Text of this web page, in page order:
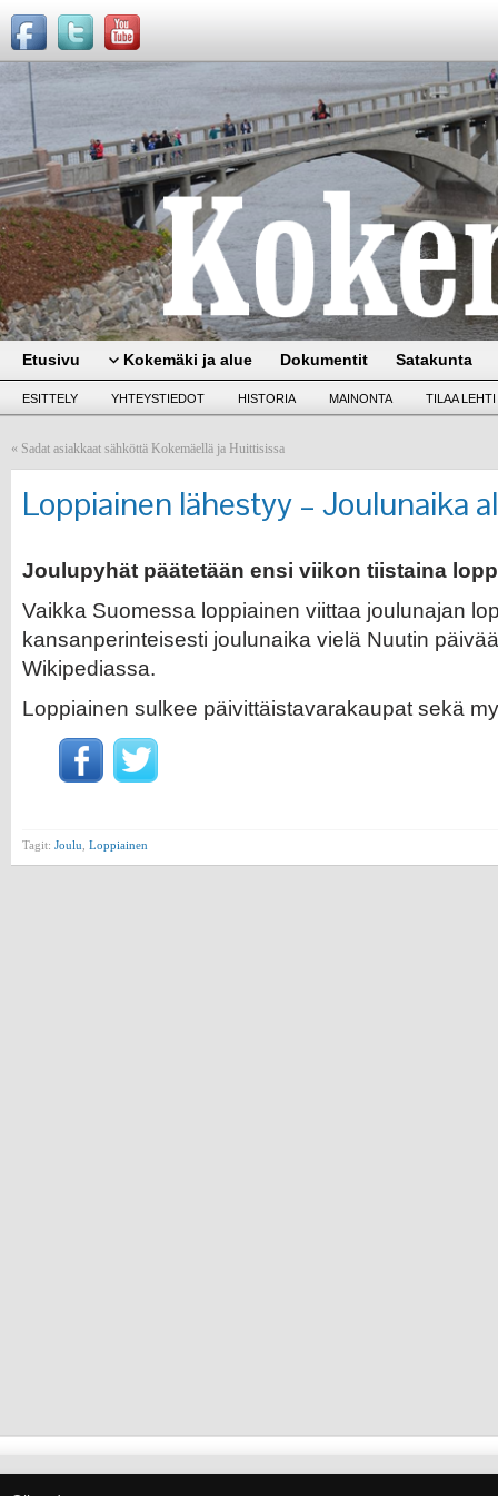
Etusivu Kokemäki ja alue Dokumentit Satakunta
ESITTELY YHTEYSTIEDOT HISTORIA MAINONTA TILAA LEHTI
« Sadat asiakkaat sähköttä Kokemäellä ja Huittisissa
Loppiainen lähestyy – Joulunaika
Joulupyhät päätetään ensi viikon tiistaina
Vaikka Suomessa loppiainen viittaa joulunajan
kansanperinteisesti joulunaika vielä Nuutin
Wikipediassa.
Loppiainen sulkee päivittäistavarakaupat sekä
Tagit: Joulu Loppiainen